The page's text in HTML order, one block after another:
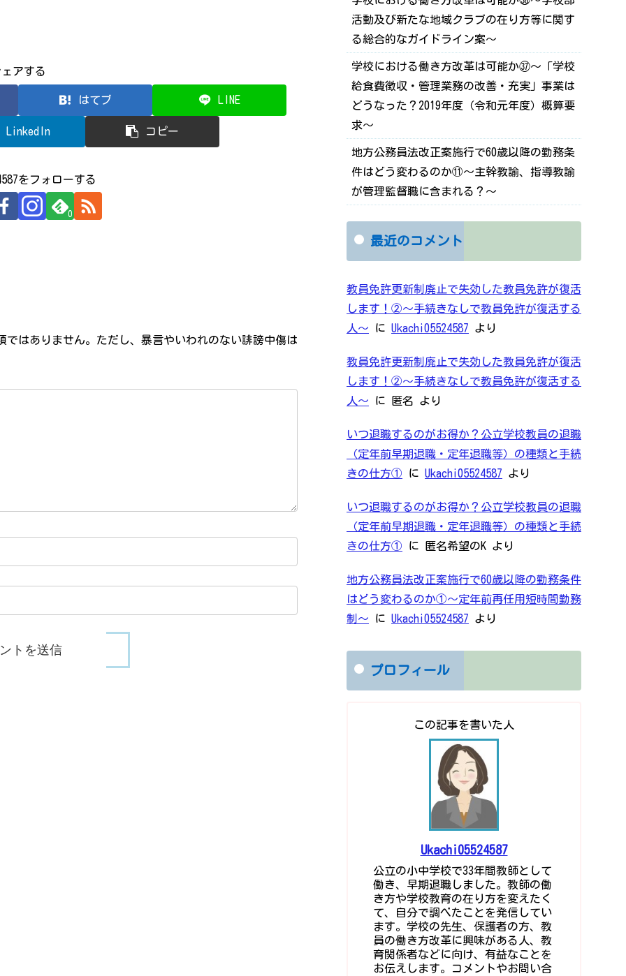
ェアする
はてブ LINE
LinkedIn コピー
をフォローする
0
ではありません。ただし、暴言やいわれのない誹謗中傷は
活動及び新たな地域クラブの在り方等に関す
る総合的なガイドライン案～
学校における働き方改革は可能か㊲～「学校
給食費徴収・管理業務の改善・充実」事業は
どうなった？2019年度（令和元年度）概算要
求～
地方公務員法改正案施行で60歳以降の勤務条
件はどう変わるのか⑪～主幹教諭、指導教諭
が管理監督職に含まれる？～
最近のコメント
教員免許更新制廃止で失効した教員免許が復活
します！②～手続きなしで教員免許が復活する
人～ に Ukachi05524587 より
教員免許更新制廃止で失効した教員免許が復活
します！②～手続きなしで教員免許が復活する
人～ に 匿名 より
いつ退職するのがお得か？公立学校教員の退職
（定年前早期退職・定年退職等）の種類と手続
きの仕方① に Ukachi05524587 より
いつ退職するのがお得か？公立学校教員の退職
（定年前早期退職・定年退職等）の種類と手続
きの仕方① に 匿名希望のK より
地方公務員法改正案施行で60歳以降の勤務条件
はどう変わるのか①～定年前再任用短時間勤務
制～ に Ukachi05524587 より
プロフィール
この記事を書いた人
Ukachi05524587
公立の小中学校で33年間教師として
働き、早期退職しました。教師の働
き方や学校教育の在り方を変えたく
て、自分で調べたことを発信してい
ます。学校の先生、保護者の方、教
員の働き方改革に興味がある人、教
育関係者などに向け、有益なことを
お伝えします。コメントやお問い合